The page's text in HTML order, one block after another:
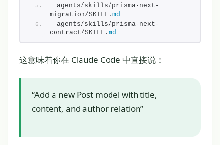
.agents/skills/prisma-next-
migration/SKILL. md
.agents/skills/prisma-next-
contract/SKILL. md
这意味着你在 Claude Code 中直接说：
“Add a new Post model with title,
content, and author relation”